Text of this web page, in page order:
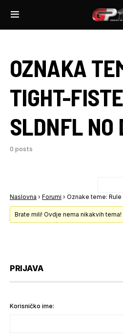
OZNAKA
TIGHT-
SLDNFL NO
0 posts
Naslovna › Forumi › Oznake teme:
Brate mili! Ovdje nema nikakvih tema!
PRIJAVA
Korisničko ime: